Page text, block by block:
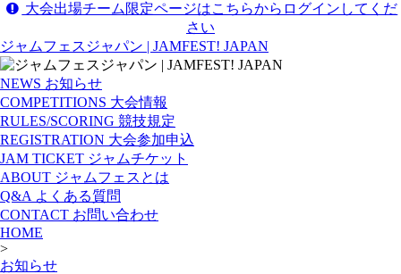
大会出場チーム限定ページはこちらからログインしてくだ
さい
ジャムフェスジャパン | JAMFEST! JAPAN
NEWS お知らせ
COMPETITIONS 大会情報
RULES/SCORING 競技規定
REGISTRATION 大会参加申込
JAM TICKET ジャムチケット
ABOUT ジャムフェスとは
Q&A よくある質問
CONTACT お問い合わせ
HOME
>
お知らせ